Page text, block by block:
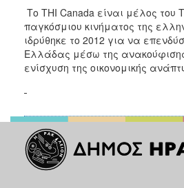
Το THI Canada είναι μέλος του
παγκόσμιου κινήματος της
ιδρύθηκε το 2012 για να
Ελλάδας μέσω της
ενίσχυση της οικονομικής